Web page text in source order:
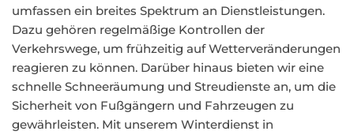
umfassen ein breites Spektrum an Dienstleistungen.
Dazu gehören regelmäßige Kontrollen der
Verkehrswege, um frühzeitig auf Wetterveränderungen
reagieren zu können. Darüber hinaus bieten wir eine
schnelle Schneeräumung und Streudienste an, um die
Sicherheit von Fußgängern und Fahrzeugen zu
gewährleisten. Mit unserem Winterdienst in